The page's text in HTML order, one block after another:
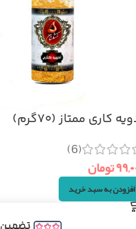
کاری ممتاز (۷۰گرم)
(6)
تومان
افزودن به سبد خرید